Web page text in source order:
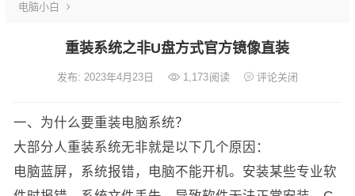
电脑小白
重装系统之非U盘方式官方镜像直装
发布: 2023年4月23日 1,173阅读 评论关闭
一、为什么要重装电脑系统？
大部分人重装系统无非就是以下几个原因：
电脑蓝屏，系统报错，电脑不能开机。安装某些专业软